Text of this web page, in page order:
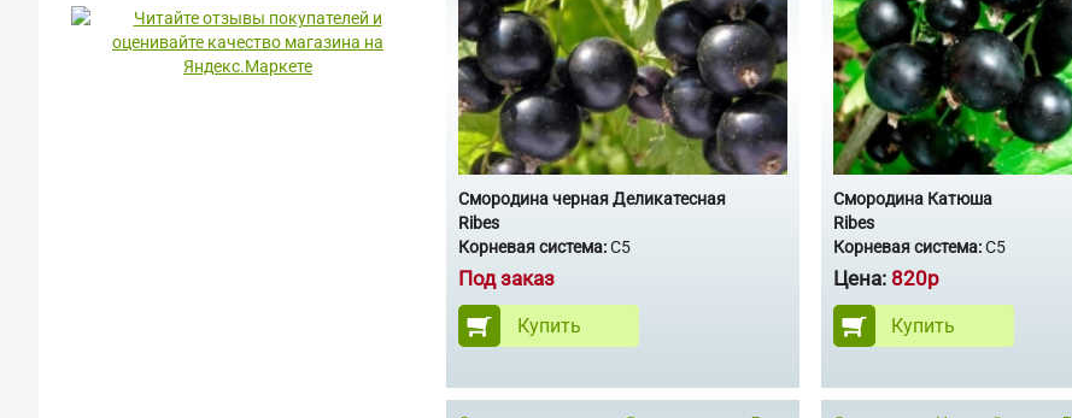
Смородина черная Деликатесная
Ribes
Корневая система:С5
Под заказ
Купить
Смородина Катюша
Ribes
Корневая система:С5
Цена: 820р
Купить